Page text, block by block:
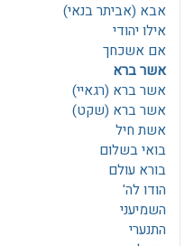
אבא (אביתר בנאי)
אילו יהודי
אם אשכחך
אשר ברא
אשר ברא (רגאיי)
אשר ברא (שקט)
אשת חיל
בואי בשלום
בורא עולם
הודו לה'
השמיעני
התנערי